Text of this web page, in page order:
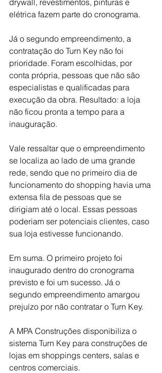
drywall, revestimentos, pinturas e
elétrica fazem parte do cronograma.
Já o segundo empreendimento, a
contratação do Turn Key não foi
prioridade. Foram escolhidas, por
conta própria, pessoas que não são
especialistas e qualificadas para
execução da obra. Resultado: a loja
não ficou pronta a tempo para a
inauguração.
Vale ressaltar que o empreendimento
se localiza ao lado de uma grande
rede, sendo que no primeiro dia de
funcionamento do shopping havia uma
extensa fila de pessoas que se
dirigiam até o local. Essas pessoas
poderiam ser potenciais clientes, caso
sua loja estivesse funcionando.
Em suma. O primeiro projeto foi
inaugurado dentro do cronograma
previsto e foi um sucesso. Já o
segundo empreendimento amargou
prejuízo por não contratar o Turn Key.
A MPA Construções disponibiliza o
sistema Turn Key para construções de
lojas em shoppings centers, salas e
centros comerciais.